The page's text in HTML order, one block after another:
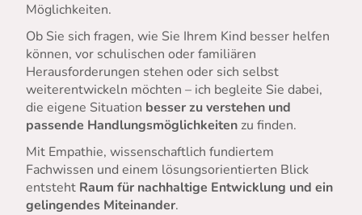
Möglichkeiten.
Ob Sie sich fragen, wie Sie Ihrem Kind besser helfen
können, vor schulischen oder familiären
Herausforderungen stehen oder sich selbst
weiterentwickeln möchten – ich begleite Sie dabei,
die eigene Situation besser zu verstehen und
passende Handlungsmöglichkeiten zu finden.
Mit Empathie, wissenschaftlich fundiertem
Fachwissen und einem lösungsorientierten Blick
entsteht Raum für nachhaltige Entwicklung und ein
gelingendes Miteinander.